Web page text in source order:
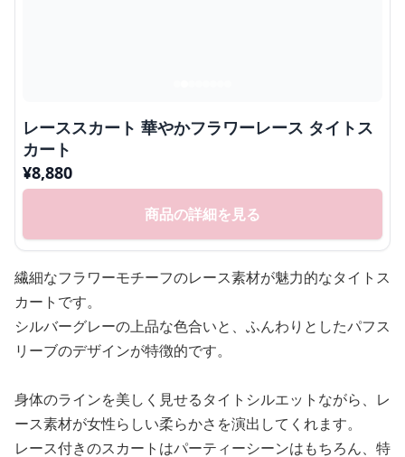
レーススカート 華やかフラワーレース タイトス
カート
¥8,880
商品の詳細を見る
繊細なフラワーモチーフのレース素材が魅力的なタイトス
カートです。
シルバーグレーの上品な色合いと、ふんわりとしたパフス
リーブのデザインが特徴的です。
身体のラインを美しく見せるタイトシルエットながら、レ
ース素材が女性らしい柔らかさを演出してくれます。
レース付きのスカートはパーティーシーンはもちろん、特